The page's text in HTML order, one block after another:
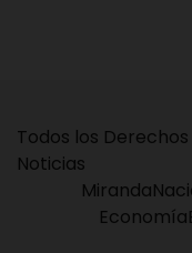
Todos los
Noticias
Miranda
Economía